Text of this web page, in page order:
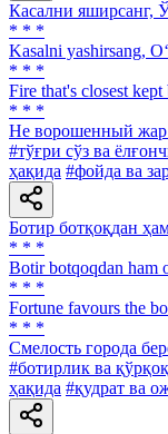
Касални яширсанг,
* * *
Kasalni yashirsang,
* * *
Fire that's closest
* * *
He ворошенный
#тўғри сўз ва
ҳақида #фойда ва
Ботир ботқоқдан
* * *
Botir botqoqdan ham
* * *
Fortune favours the
* * *
Смелость города
#ботирлик ва
ҳақида #қудрат ва